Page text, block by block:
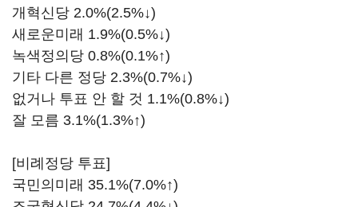
개혁신당 2.0%(2.5%↓)
새로운미래 1.9%(0.5%↓)
녹색정의당 0.8%(0.1%↑)
기타 다른 정당 2.3%(0.7%↓)
없거나 투표 안 할 것 1.1%(0.8%↓)
잘 모름 3.1%(1.3%↑)
[비례정당 투표]
국민의미래 35.1%(7.0%↑)